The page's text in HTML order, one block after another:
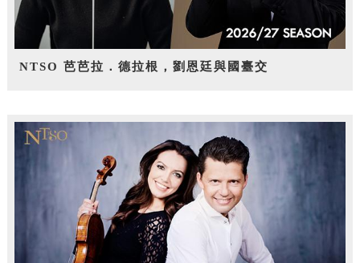
NTSO 芭芭拉．德拉根，劉恩廷與國臺交